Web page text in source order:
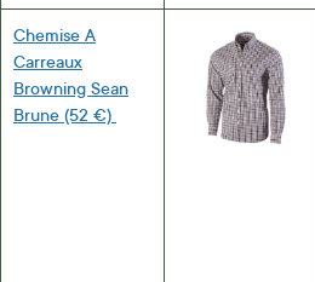
Chemise A
Carreaux
Browning Sean
Brune (52 €)